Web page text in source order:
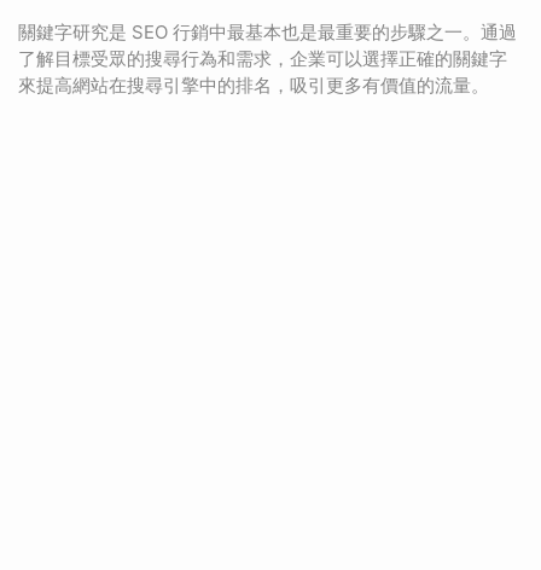
關鍵字研究是 SEO 行銷中最基本也是最重要的步驟之一。通過
了解目標受眾的搜尋行為和需求，企業可以選擇正確的關鍵字
來提高網站在搜尋引擎中的排名，吸引更多有價值的流量。